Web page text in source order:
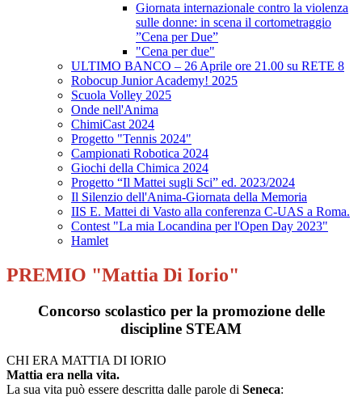
Giornata internazionale contro la violenza
sulle donne: in scena il cortometraggio
”Cena per Due”
"Cena per due"
ULTIMO BANCO – 26 Aprile ore 21.00 su RETE 8
Robocup Junior Academy! 2025
Scuola Volley 2025
Onde nell'Anima
ChimiCast 2024
Progetto "Tennis 2024"
Campionati Robotica 2024
Giochi della Chimica 2024
Progetto “Il Mattei sugli Sci” ed. 2023/2024
Il Silenzio dell'Anima-Giornata della Memoria
IIS E. Mattei di Vasto alla conferenza C-UAS a Roma.
Contest "La mia Locandina per l'Open Day 2023"
Hamlet
PREMIO "Mattia Di Iorio"
Concorso scolastico per la promozione delle
discipline STEAM
CHI ERA MATTIA DI IORIO
Mattia era nella vita.
La sua vita può essere descritta dalle parole di Seneca: